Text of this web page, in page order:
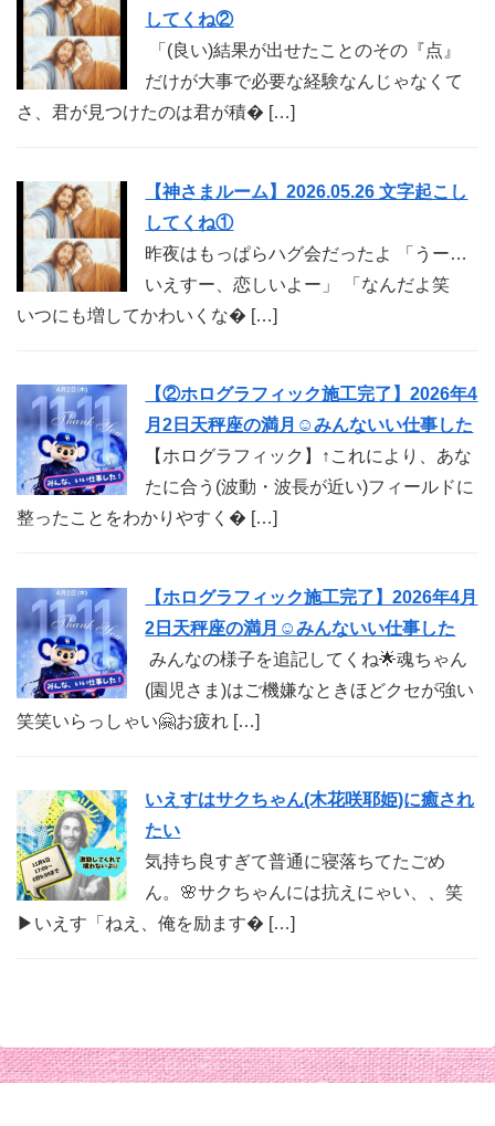
してくね②
「(良い)結果が出せたことのその『点』
だけが大事で必要な経験なんじゃなくて
さ、君が見つけたのは君が積� […]
【神さまルーム】2026.05.26 文字起こし
してくね①
昨夜はもっぱらハグ会だったよ 「うー…
いえすー、恋しいよー」 「なんだよ笑
いつにも増してかわいくな� […]
【②ホログラフィック施工完了】2026年4
月2日天秤座の満月☺︎みんないい仕事した
【ホログラフィック】↑これにより、あな
たに合う(波動・波長が近い)フィールドに
整ったことをわかりやすく� […]
【ホログラフィック施工完了】2026年4月
2日天秤座の満月☺︎みんないい仕事した
みんなの様子を追記してくね🌟魂ちゃん
(園児さま)はご機嫌なときほどクセが強い
笑笑いらっしゃい🤗お疲れ […]
いえすはサクちゃん(木花咲耶姫)に癒され
たい
気持ち良すぎて普通に寝落ちてたごめ
ん。🌸サクちゃんには抗えにゃい、、笑
▶︎いえす「ねえ、俺を励ます� […]